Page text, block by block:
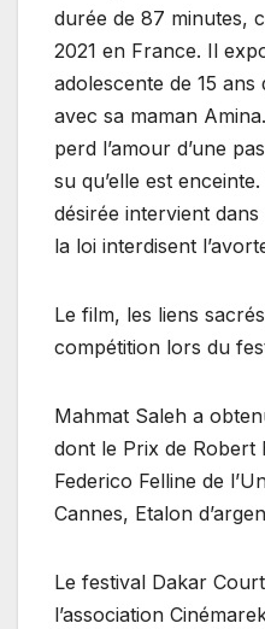
durée de 87 minutes,
2021 en France. Il
adolescente de 15
avec sa maman
perd l’amour d’une
su qu’elle est
désirée intervient
la loi interdisent
Le film, les liens
compétition lors du
Mahmat Saleh a
dont le Prix de Robert
Federico Felline de
Cannes, Etalon
Le festival Dakar
l’association